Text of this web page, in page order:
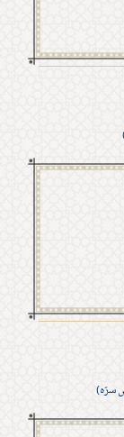
سرّه)